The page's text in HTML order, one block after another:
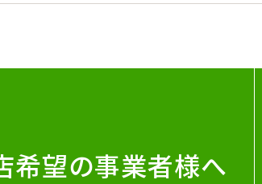
希望の事業者様へ